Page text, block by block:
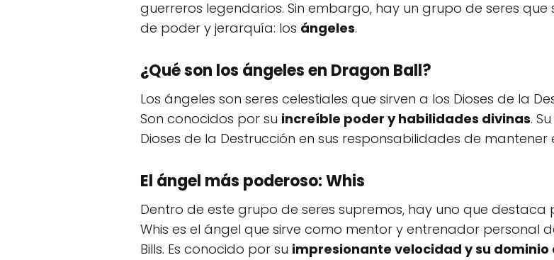
guerreros legendarios. Sin embargo, hay un grupo de seres
de poder y jerarquía: los ángeles.
¿Qué son los ángeles en Dragon Ball?
Los ángeles son seres celestiales que sirven a los Dioses de la
Son conocidos por su increíble poder y habilidades divinas.
Dioses de la Destrucción en sus responsabilidades de mantener
El ángel más poderoso: Whis
Dentro de este grupo de seres supremos, hay uno que
Whis es el ángel que sirve como mentor y entrenador personal
Bills. Es conocido por su impresionante velocidad y su